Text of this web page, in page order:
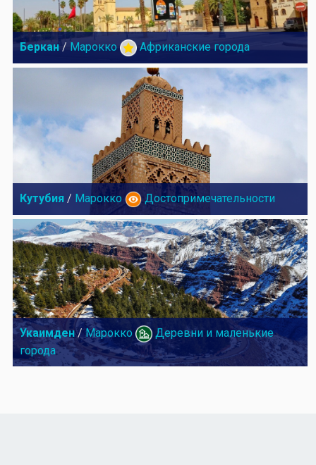
Беркан / Марокко Африканские города
Кутубия / Марокко Достопримечательности
Укаимден/ Марокко
Деревни и маленькие
города